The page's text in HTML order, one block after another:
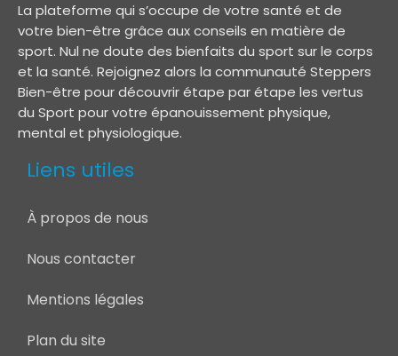
La plateforme qui s’occupe de votre santé et de
votre bien-être grâce aux conseils en matière de
sport. Nul ne doute des bienfaits du sport sur le corps
et la santé. Rejoignez alors la communauté Steppers
Bien-être pour découvrir étape par étape les vertus
du Sport pour votre épanouissement physique,
mental et physiologique.
Liens utiles
À propos de nous
Nous contacter
Mentions légales
Plan du site